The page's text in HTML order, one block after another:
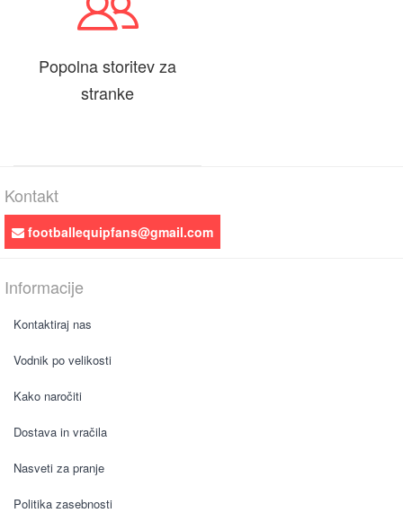
Popolna storitev za
stranke
Kontakt
footballequipfans@gmail.com
Informacije
Kontaktiraj nas
Vodnik po velikosti
Kako naročiti
Dostava in vračila
Nasveti za pranje
Politika zasebnosti